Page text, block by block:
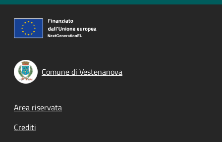
Comune di Vestenanova
Footer menu
Area riservata
Crediti